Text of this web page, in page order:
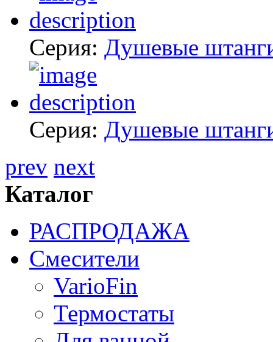
Серия: Душевые
Серия: Душевые
prev next
Каталог
РАСПРОДАЖА
Смесители
VarioFin
Термостаты